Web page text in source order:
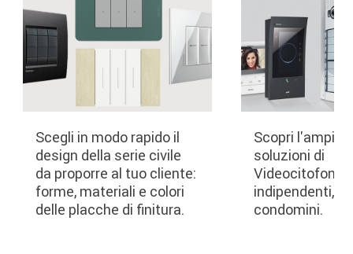
Scegli in modo rapido il
design della serie civile
da proporre al tuo cliente:
forme, materiali e colori
delle placche di finitura.
Scopri l'ampia
soluzioni di
Videocitofonia
indipendenti,
condomini.